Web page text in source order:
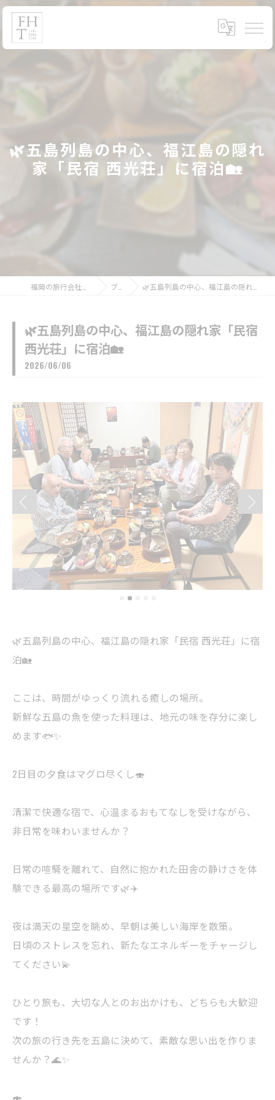
🌿五島列島の中心、福江島の隠れ
家「民宿 西光荘」に宿泊🏡
ブログ 🌿五島列島の中心、福江島の隠れ家「民宿 西光荘」に宿泊🏡
🌿五島列島の中心、福江島の隠れ家「民宿
西光荘」に宿泊🏡
2026/06/06
🌿五島列島の中心、福江島の隠れ家「民宿 西光荘」に宿
泊🏡
ここは、時間がゆっくり流れる癒しの場所。
新鮮な五島の魚を使った料理は、地元の味を存分に楽し
めます🐟✨
2日目の夕食はマグロ尽くし🍣
清潔で快適な宿で、心温まるおもてなしを受けながら、
非日常を味わいませんか？
日常の喧騒を離れて、自然に抱かれた田舎の静けさを体
験できる最高の場所です🌿✈️
夜は満天の星空を眺め、早朝は美しい海岸を散策。
日頃のストレスを忘れ、新たなエネルギーをチャージし
てください💫
ひとり旅も、大切な人とのお出かけも、どちらも大歓迎
です！
次の旅の行き先を五島に決めて、素敵な思い出を作りま
せんか？🌊✨
🍣